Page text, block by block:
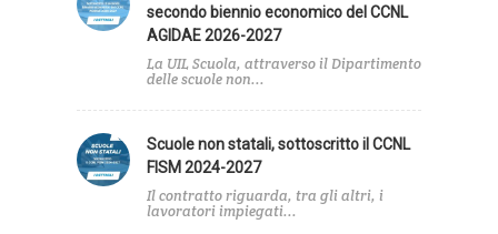
secondo biennio economico del CCNL
AGIDAE 2026-2027
La UIL Scuola, attraverso il Dipartimento
delle scuole non...
Scuole non statali, sottoscritto il CCNL
FISM 2024-2027
Il contratto riguarda, tra gli altri, i
lavoratori impiegati...